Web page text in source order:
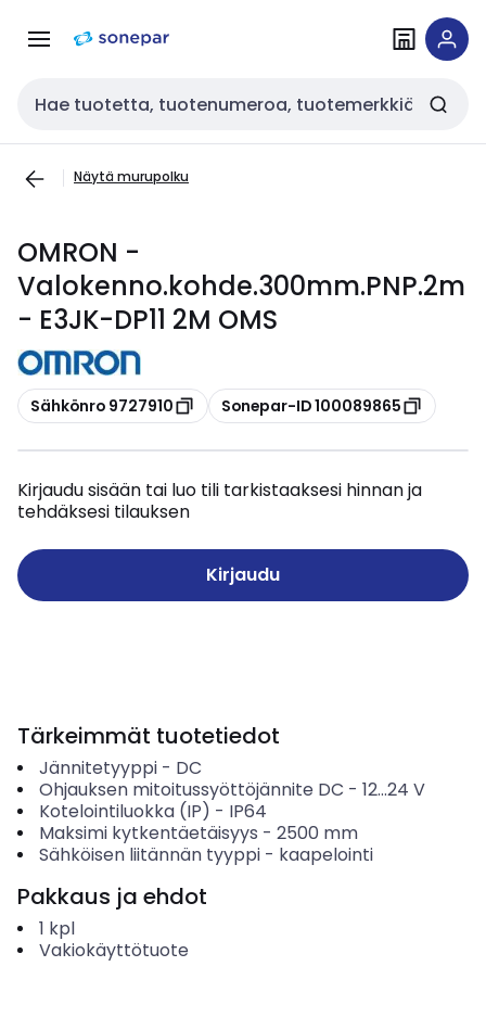
navigointiinsisältöön
Haku
Näytä murupolku
OMRON -
Valokenno.kohde.300mm.PNP.2m
- E3JK-DP11 2M OMS
Kopioi
Sähkönro 9727910 Kopioi
Sonepar-ID 100089865
Kirjaudu sisään tai luo tili tarkistaaksesi hinnan ja
tehdäksesi tilauksen
Kirjaudu
Tärkeimmät tuotetiedot
Jännitetyyppi- DC
Ohjauksen mitoitussyöttöjännite DC - 12...24 V
Kotelointiluokka (IP) - IP64
Maksimi kytkentäetäisyys - 2500 mm
Sähköisen liitännän tyyppi- kaapelointi
Pakkaus ja ehdot
1 kpl
Vakiokäyttötuote